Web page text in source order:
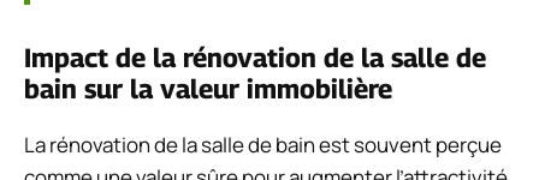
Impact de la rénovation de la salle de
bain sur la valeur immobilière
La rénovation de la salle de bain est souvent perçue